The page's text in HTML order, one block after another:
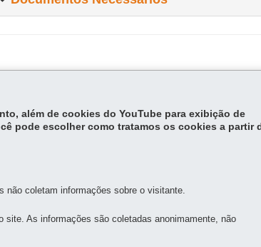
além de cookies do YouTube para exibição de
pode escolher como tratamos os cookies a partir
não coletam informações sobre o visitante.
As informações são coletadas anonimamente, não